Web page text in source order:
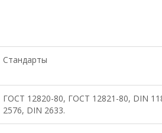
Стандарты
ГОСТ 12820-80, ГОСТ 12821-80, DIN
2576, DIN 2633.